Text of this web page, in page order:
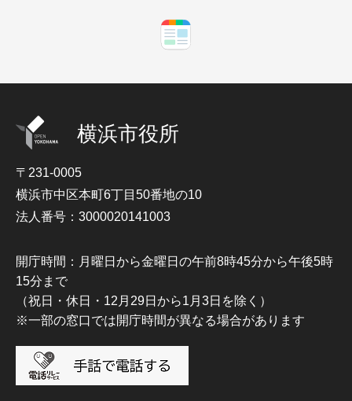
横浜市役所
〒231-0005
横浜市中区本町6丁目50番地の10
法人番号：3000020141003
開庁時間：月曜日から金曜日の午前8時45分から午後5時
15分まで
（祝日・休日・12月29日から1月3日を除く）
※一部の窓口では開庁時間が異なる場合があります